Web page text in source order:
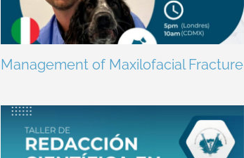
Management of Maxilofacial Fracture